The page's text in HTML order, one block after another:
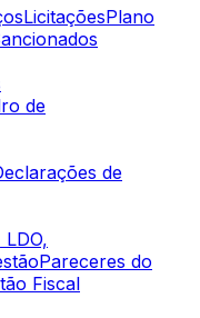
LicitaçõesPlano
de
de
Pareceres do
Fiscal